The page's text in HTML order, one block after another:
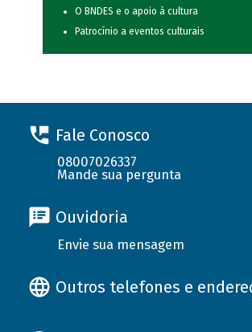
O BNDES e o apoio à cultura
Patrocínio a eventos culturais
Fale Conosco
08007026337
Mande sua pergunta
Ouvidoria
Envie sua mensagem
Outros telefones e